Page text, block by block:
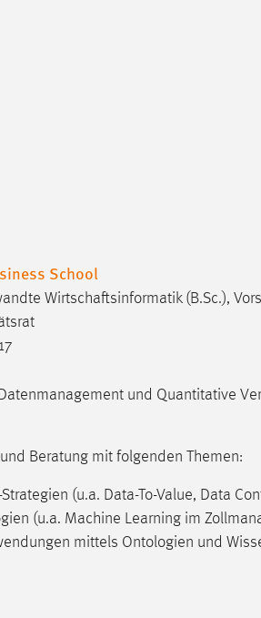
School
Wirtschaftsinformatik (B.Sc.),
und Quantitative
Beratung mit folgenden Themen:
(u.a. Data-To-Value, Data
(u.a. Machine Learning im
mittels Ontologien und
= 3
wie